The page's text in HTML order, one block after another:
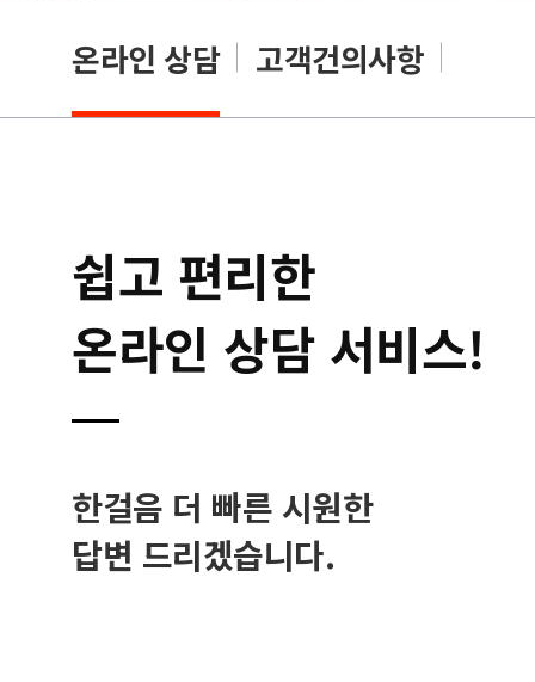
온라인 상담 고객건의사항
쉽고 편리한
온라인 상담 서비스!
한걸음 더 빠른 시원한
답변 드리겠습니다.